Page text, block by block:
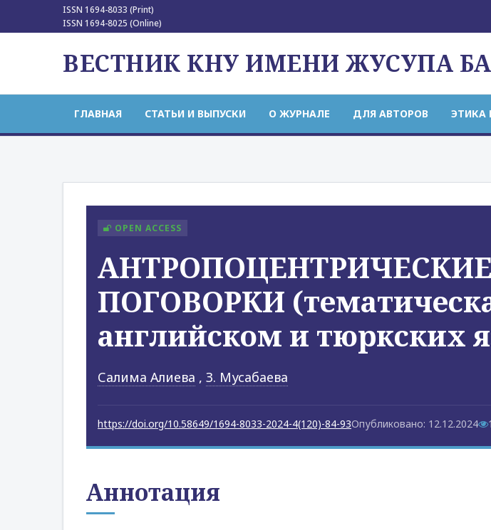
ISSN 1694-8033 (Print)
ISSN 1694-8025 (Online)
ВЕСТНИК КНУ ИМЕНИ ЖУСУПА
ГЛАВНАЯ СТАТЬИ И ВЫПУСКИ О ЖУРНАЛЕ ДЛЯ АВТОРОВ ЭТИКА
OPEN ACCESS
ПОГОВОРКИ
английском и тюркских
Салима Алиева , З. Мусабаева
https://doi.org/10.58649/1694-8033-2024-4(120)-84-93Опубликовано: 12.12.2024
Аннотация